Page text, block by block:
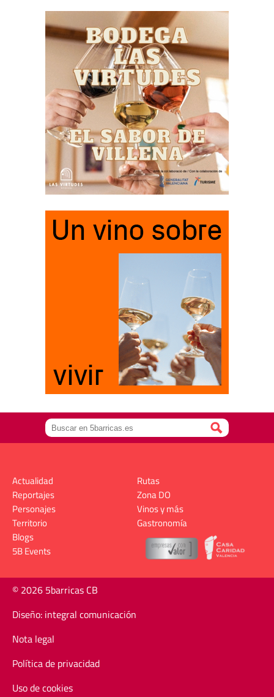
Actualidad
Reportajes
Personajes
Territorio
Rutas
Zona DO
Vinos y más
Gastronomía
Blogs
5B Events
© 2026 5barricas CB
Diseño: integral comunicación
Nota legal
Política de privacidad
Uso de cookies